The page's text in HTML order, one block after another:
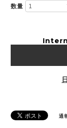
数量
通